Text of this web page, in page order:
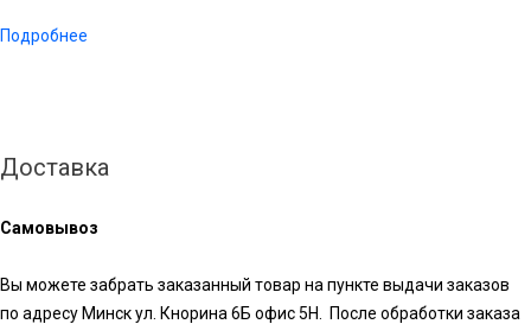
Подробнее
Доставка
Самовывоз
Вы можете забрать заказанный товар на пункте выдачи заказов
по адресу Минск ул. Кнорина 6Б офис 5Н. После обработки заказа